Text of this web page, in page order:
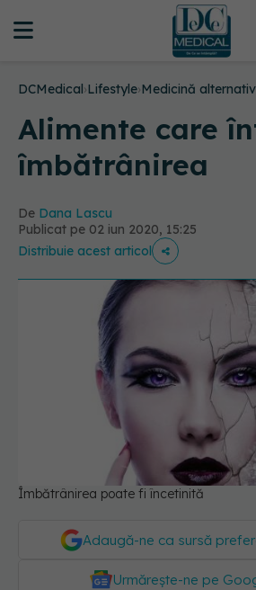
DCMedical›Lifestyle›Medicină
Alimente care
îmbătrânirea
De Dana Lascu
Publicat pe 02 iun 2020, 15:25
Distribuie acest articol
Îmbătrânirea poate fi încetinită
Adaugă-ne ca sursă
Urmărește-ne pe